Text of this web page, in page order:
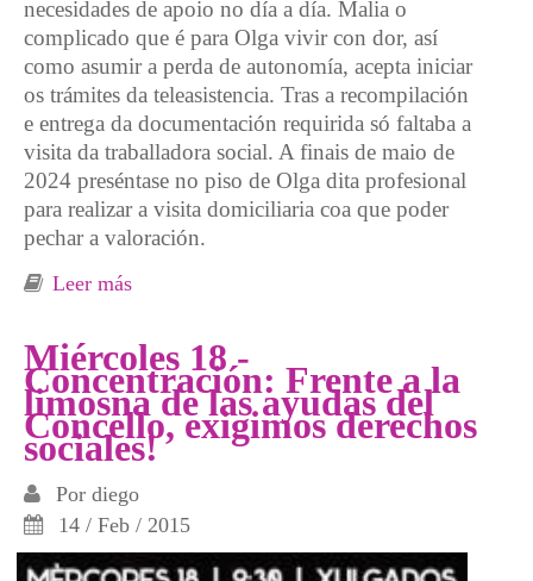
necesidades de apoio no día a día. Malia o
complicado que é para Olga vivir con dor, así
como asumir a perda de autonomía, acepta iniciar
os trámites da teleasistencia. Tras a recompilación
e entrega da documentación requirida só faltaba a
visita da traballadora social. A finais de maio de
2024 preséntase no piso de Olga dita profesional
para realizar a visita domiciliaria coa que poder
pechar a valoración.
Leer más
Miércoles 18 -
Concentración: Frente a la
limosna de las ayudas del
Concello, exigimos derechos
sociales!
Por diego
14 / Feb / 2015